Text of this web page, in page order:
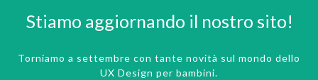
Stiamo aggiornando il nostro sito!
Torniamo a settembre con tante novità sul mondo dello
UX Design per bambini.